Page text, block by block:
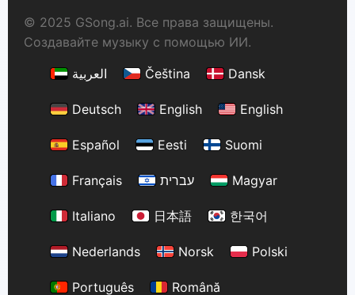
© 2025 GSong.ai. Все права защищены.
Создавайте музыку с помощью ИИ.
العربية
Čeština Dansk
Deutsch English English
Español Eesti Suomi
Français עברית Magyar
Italiano 日本語 한국어
Nederlands Norsk Polski
Português Română